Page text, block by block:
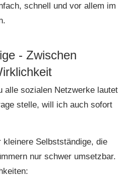
schnell und vor allem im
- Zwischen
alle sozialen Netzwerke lautet
stelle, will ich auch sofort
Selbstständige, die
nur schwer umsetzbar.